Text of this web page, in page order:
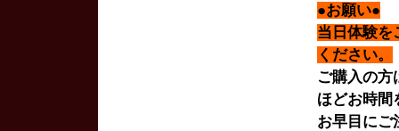
●お願い●
当日体験を
ください。
ご購入の方
ほどお時間
お早目にご